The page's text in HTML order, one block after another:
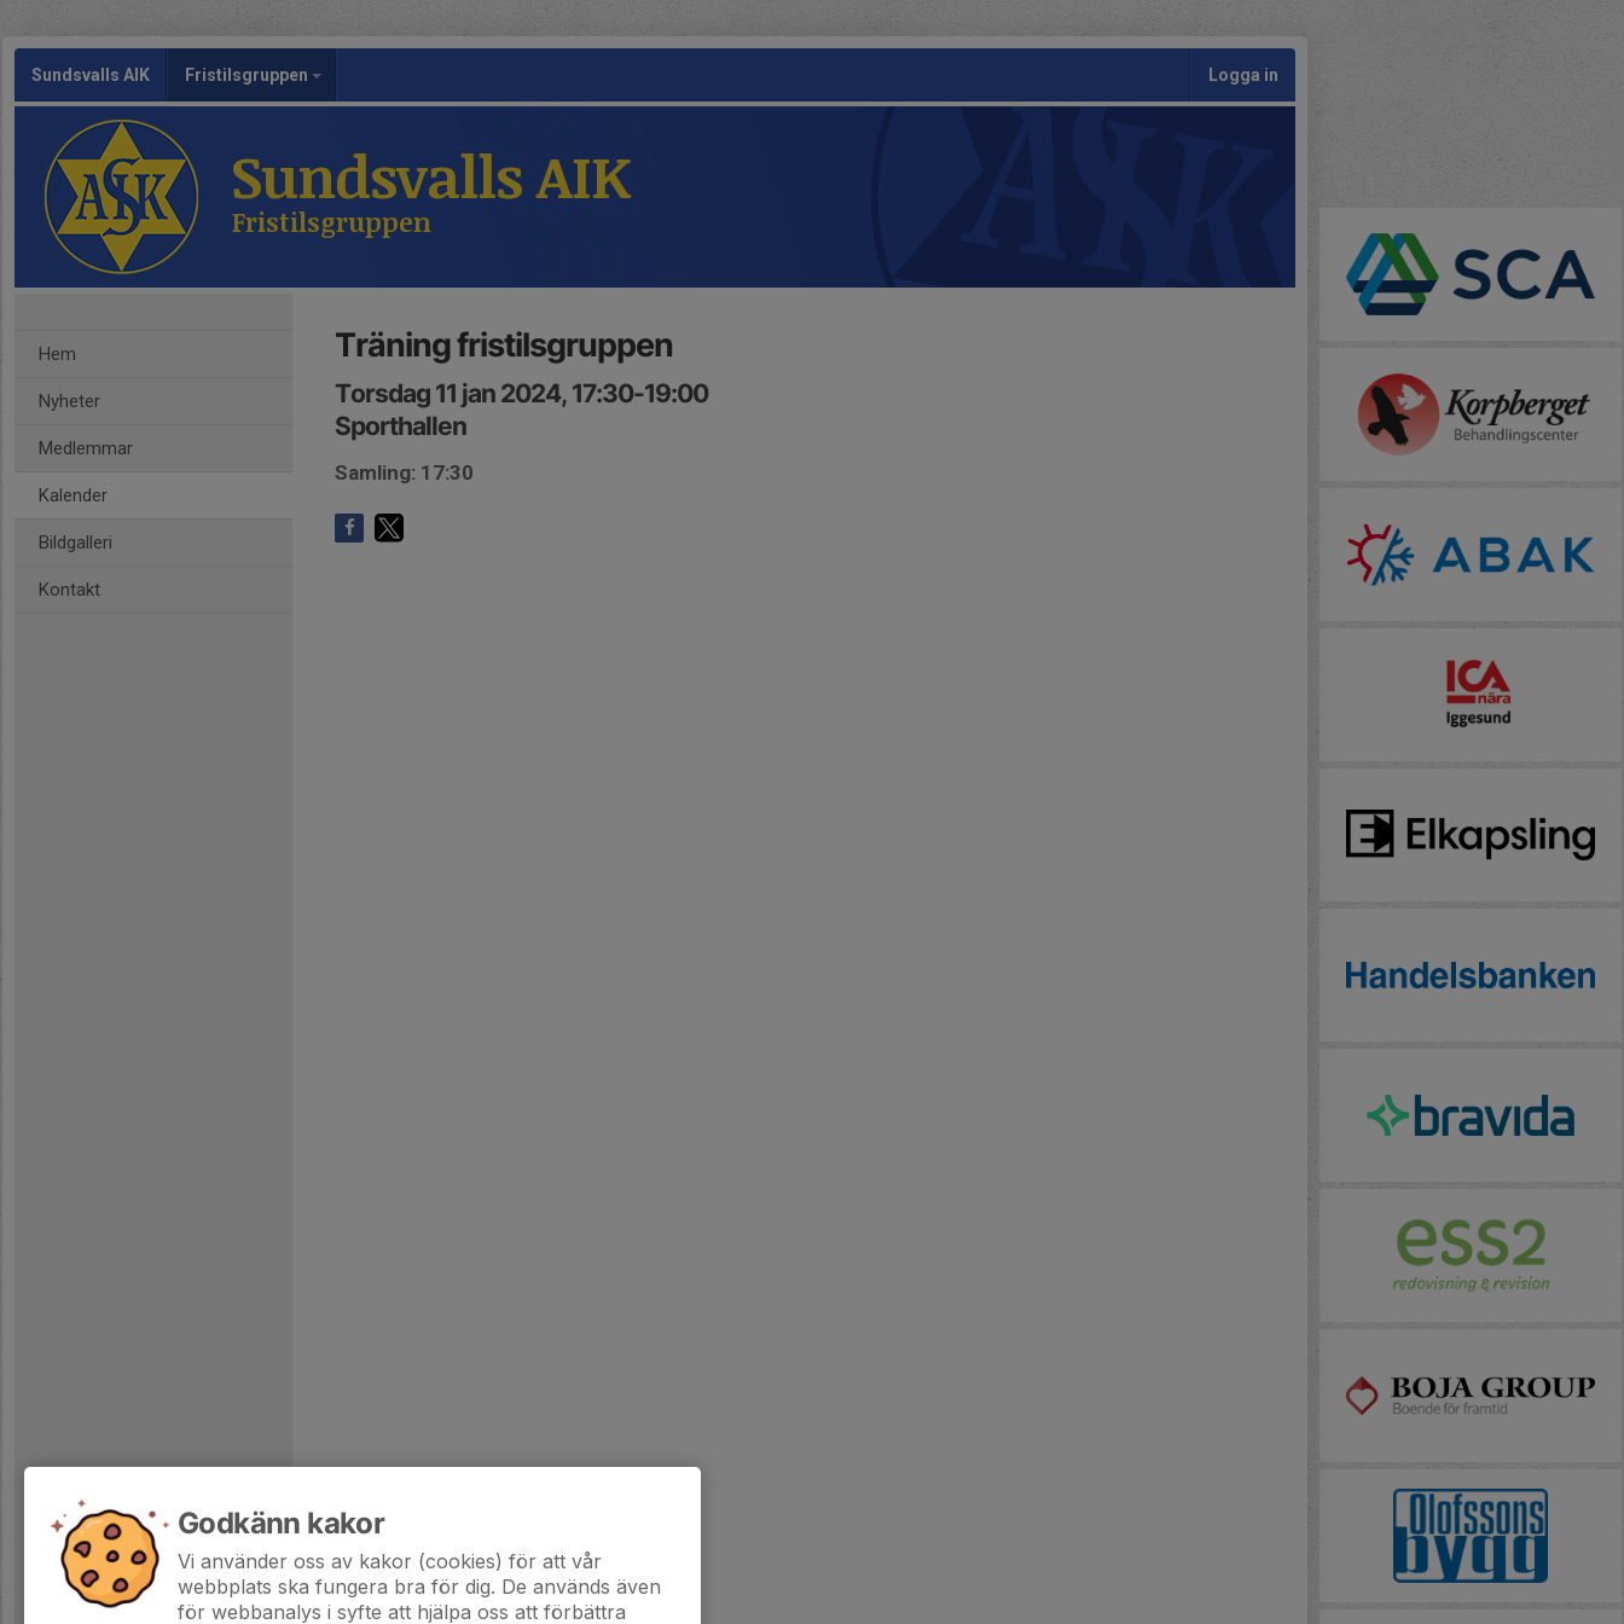
Sundsvalls AIK Fristilsgruppen Logga in
Sundsvalls AIK
Fristilsgruppen
Hem
Nyheter
Medlemmar
Kalender
Bildgalleri
Kontakt
Träning fristilsgruppen
Torsdag 11 jan 2024, 17:30-19:00
Sporthallen
Samling: 17:30
Godkänn kakor
Vi använder oss av kakor (cookies) för att vår
webbplats ska fungera bra för dig. De används även
för webbanalys i syfte att hjälpa oss att förbättra